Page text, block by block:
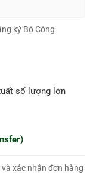
ký Bộ Công
số lượng lớn
xác nhận đơn hàng